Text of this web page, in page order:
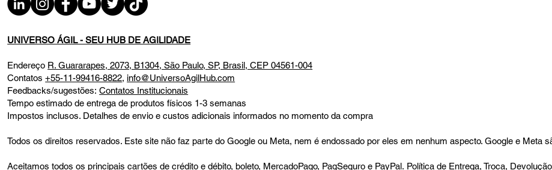
UNIVERSO ÁGIL - SEU HUB DE AGILIDADE
Endereço R. Guararapes, 2073, B1304, São Paulo, SP, Brasil, CEP 04561-004
Contatos+55-11-99416-8822, info@UniversoAgilHub.com
Feedbacks/sugestões:Contatos Institucionais
Tempo estimado de entrega de produtos físicos 1-3 semanas
Impostos inclusos. Detalhes de envio e custos adicionais informados no momento da compra
Todos os direitos reservados. Este site não faz parte do Google ou Meta, nem é endossado por eles em nenhum aspecto. Google e Meta
Aceitamos todos os principais cartões de crédito e débito, boleto, MercadoPago, PagSeguro e PayPal. Política de Entrega, Troca,